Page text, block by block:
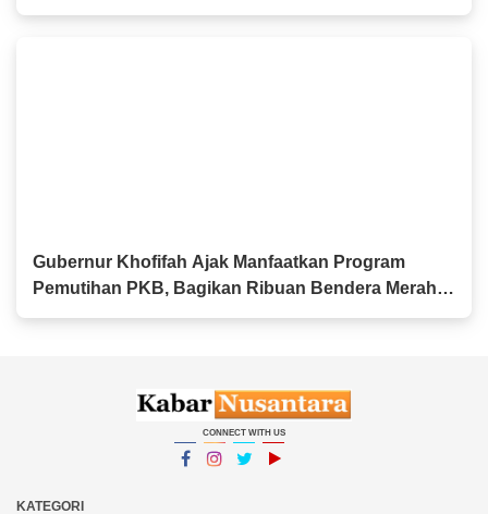
Semangat Persaudaraan
Gubernur Khofifah Ajak Manfaatkan Program
Pemutihan PKB, Bagikan Ribuan Bendera Merah
Putih dan Sembako kepada Ojol Malang
CONNECT WITH US
KATEGORI